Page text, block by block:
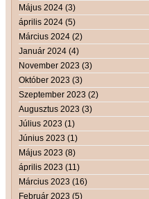
Május 2024 (3)
április 2024 (5)
Március 2024 (2)
Január 2024 (4)
November 2023 (3)
Október 2023 (3)
Szeptember 2023 (2)
Augusztus 2023 (3)
Július 2023 (1)
Június 2023 (1)
Május 2023 (8)
április 2023 (11)
Március 2023 (16)
Február 2023 (5)